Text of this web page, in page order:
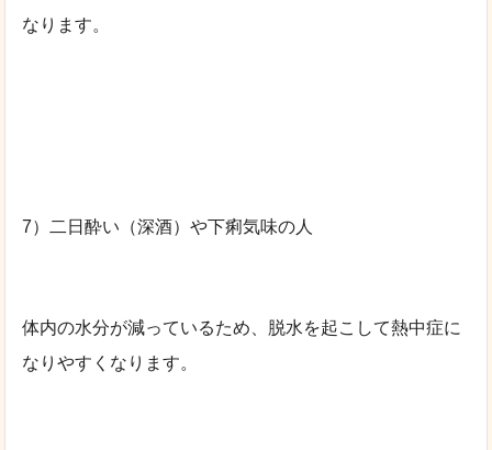
なります。
7）二日酔い（深酒）や下痢気味の人
体内の水分が減っているため、脱水を起こして熱中症に
なりやすくなります。